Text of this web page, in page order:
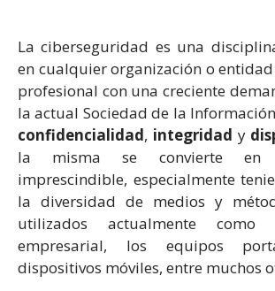
La ciberseguridad es una
en cualquier organización o
profesional con una creciente
la actual Sociedad de la Información
confidencialidad, integridad y
la misma se convierte en
imprescindible, especialmente
la diversidad de medios y
utilizados actualmente
empresarial, los equipos
dispositivos móviles, entre muchos